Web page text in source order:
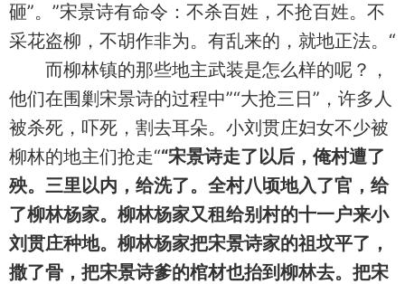
砸”。”宋景诗有命令：不杀百姓，不抢百姓。不
采花盗柳，不胡作非为。有乱来的，就地正法。“
而柳林镇的那些地主武装是怎么样的呢？，
他们在围剿宋景诗的过程中”“大抢三日”，许多人
被杀死，吓死，割去耳朵。小刘贯庄妇女不少被
柳林的地主们抢走““宋景诗走了以后，俺村遭了
殃。三里以内，给洗了。全村八顷地入了官，给
了柳林杨家。柳林杨家又租给别村的十一户来小
刘贯庄种地。柳林杨家把宋景诗家的祖坟平了，
撒了骨，把宋景诗爹的棺材也抬到柳林去。把宋